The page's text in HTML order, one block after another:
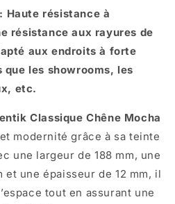
Haute résistance à
résistance aux rayures de
aux endroits à forte
les showrooms, les
etc.
Classique Chêne Mocha
modernité grâce à sa teinte
une largeur de 188 mm, une
et une épaisseur de 12 mm, il
tout en assurant une